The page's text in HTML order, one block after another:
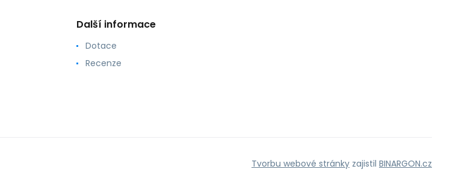
Další informace
Dotace
Recenze
Tvorbu webové stránky zajistil BINARGON.cz